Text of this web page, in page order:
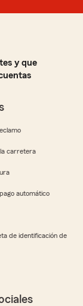
y que
carretera
automático
de identificación de